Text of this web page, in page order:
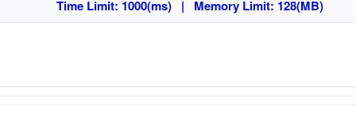
Time Limit: 1000(ms) | Memory Limit: 128(MB)